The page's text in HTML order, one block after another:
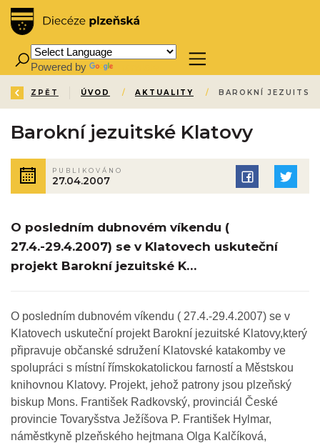
Powered by
ZPĚT ÚVOD / AKTUALITY / BAROKNÍ
Barokní jezuitské Klatovy
PUBLIKOVÁNO
27.04.2007
O posledním dubnovém víkendu (
27.4.-29.4.2007) se v Klatovech uskuteční
projekt Barokní jezuitské K…
O posledním dubnovém víkendu ( 27.4.-29.4.2007) se v
Klatovech uskuteční projekt Barokní jezuitské Klatovy,který
připravuje občanské sdružení Klatovské katakomby ve
spolupráci s místní římskokatolickou farností a Městskou
knihovnou Klatovy. Projekt, jehož patrony jsou plzeňský
biskup Mons. František Radkovský, provinciál České
provincie Tovaryšstva Ježíšova P. František Hylmar,
náměstkyně plzeňského hejtmana Olga Kalčíková,